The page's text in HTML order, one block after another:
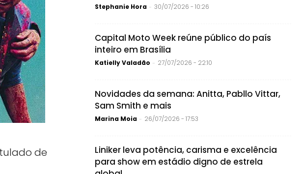
de
Stephanie Hora - 30/07/2026 - 10:26
Capital Moto Week reúne público do país
inteiro em Brasília
Katielly Valadão - 27/07/2026 - 22:10
Novidades da semana: Anitta, Pabllo Vittar,
Sam Smith e mais
Marina Moia - 26/07/2026 - 17:53
Liniker leva potência, carisma e excelência
para show em estádio digno de estrela